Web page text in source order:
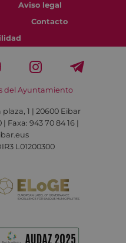
Aviso legal
Contacto
del Ayuntamiento
1 | 20600 Eibar
Faxa: 943 70 84 16 |
L01200300